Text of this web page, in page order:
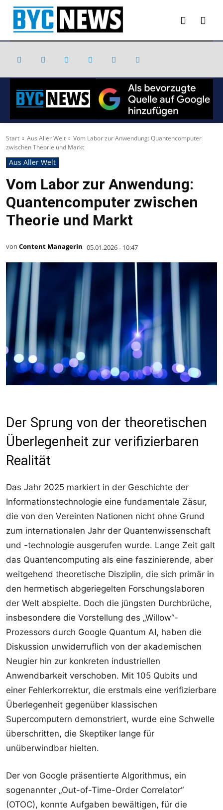
Start Aus Aller Welt
Vom Labor zur Anwendung: Quantencomputer
zwischen Theorie und Markt
Aus Aller Welt
Vom Labor zur Anwendung:
Quantencomputer zwischen
Theorie und Markt
von Content Managerin 05.01.2026 - 10:47
Der Sprung von der theoretischen
Überlegenheit zur verifizierbaren
Realität
Das Jahr 2025 markiert in der Geschichte der
Informationstechnologie eine fundamentale Zäsur,
die von den Vereinten Nationen nicht ohne Grund
zum internationalen Jahr der Quantenwissenschaft
und -technologie ausgerufen wurde. Lange Zeit galt
das Quantencomputing als eine faszinierende, aber
weitgehend theoretische Disziplin, die sich primär in
den hermetisch abgeriegelten Forschungslaboren
der Welt abspielte. Doch die jüngsten Durchbrüche,
insbesondere die Vorstellung des „Willow“-
Prozessors durch Google Quantum AI, haben die
Diskussion unwiderruflich von der akademischen
Neugier hin zur konkreten industriellen
Anwendbarkeit verschoben. Mit 105 Qubits und
einer Fehlerkorrektur, die erstmals eine verifizierbare
Überlegenheit gegenüber klassischen
Supercomputern demonstriert, wurde eine Schwelle
überschritten, die Skeptiker lange für
unüberwindbar hielten.
Der von Google präsentierte Algorithmus, ein
sogenannter „Out-of-Time-Order Correlator“
(OTOC), konnte Aufgaben bewältigen, für die